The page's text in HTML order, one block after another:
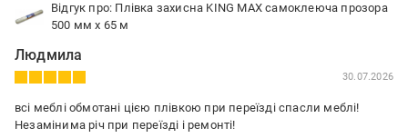
Відгук про: Плівка захисна KING MAX самоклеюча прозора
500 мм x 65 м
Людмила
30.07.2026
всі меблі обмотані цією плівкою при переїзді спасли меблі!
Незамінима річ при переїзді і ремонті!